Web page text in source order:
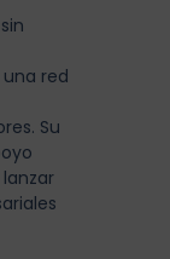
red
Su